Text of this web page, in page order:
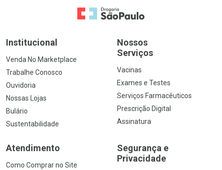
Ir para a Home
Institucional
Venda No Marketplace
Trabalhe Conosco
Ouvidoria
Nossas Lojas
Bulário
Sustentabilidade
Nossos
Serviços
Vacinas
Exames e Testes
Serviços Farmacêuticos
Prescrição Digital
Assinatura
Atendimento
Como Comprar no Site
Segurança e
Privacidade